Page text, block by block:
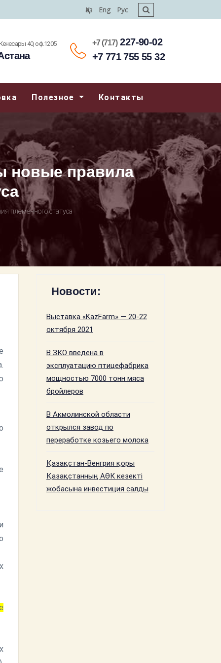
Қаз Eng Рус
40, оф.1205 +7 (717)227-90-02
+7 771 755 55 32
Полезное Контакты
новые правила
племенного статуса
Новости:
Выставка «KazFarm» — 20-22
октября 2021
В ЗКО введена в
эксплуатацию птицефабрика
мощностью 7000 тонн мяса
бройлеров
В Акмолинской области
открылся завод по
переработке козьего молока
Қазақстан-Венгрия қоры
Қазақстанның АӨК кезекті
жобасына инвестиция салды